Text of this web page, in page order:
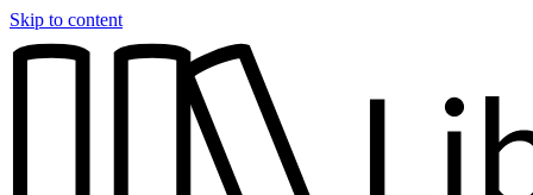
Skip to content